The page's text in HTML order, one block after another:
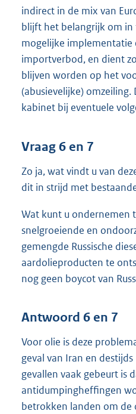
indirect in de mix van
blijft het belangrijk om in
mogelijke implementatie
importverbod, en dient
blijven worden op het
(abusievelijke)
kabinet bij eventuele
Vraag 6 en 7
Zo ja, wat vindt u van
dit in strijd met
Wat kunt u ondernemen
snelgroeiende en
gemengde Russische
aardolieproducten te
nog geen boycot van
Antwoord 6 en 7
Voor olie is deze
geval van Iran en
gevallen vaak gebeurt is
antidumpingheffingen
betrokken landen om de